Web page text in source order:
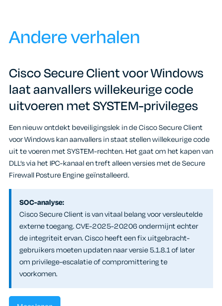
Andere verhalen
Cisco Secure Client voor Windows
laat aanvallers willekeurige code
uitvoeren met SYSTEM-privileges
Een nieuw ontdekt beveiligingslek in de Cisco Secure Client
voor Windows kan aanvallers in staat stellen willekeurige code
uit te voeren met SYSTEM-rechten. Het gaat om het kapen van
DLL’s via het IPC-kanaal en treft alleen versies met de Secure
Firewall Posture Engine geïnstalleerd.
SOC-analyse:
Cisco Secure Client is van vitaal belang voor versleutelde
externe toegang. CVE-2025-20206 ondermijnt echter
de integriteit ervan. Cisco heeft een fix uitgebracht-
gebruikers moeten updaten naar versie 5.1.8.1 of later
om privilege-escalatie of compromittering te
voorkomen.